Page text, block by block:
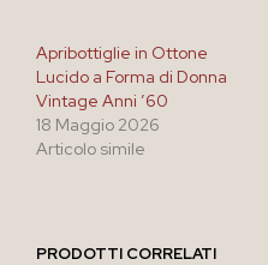
Apribottiglie in Ottone
Lucido a Forma di Donna
Vintage Anni ’60
18 Maggio 2026
Articolo simile
PRODOTTI CORRELATI